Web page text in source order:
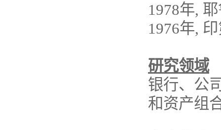
1978年,
1976年,
研究领域
银行、公
和资产组